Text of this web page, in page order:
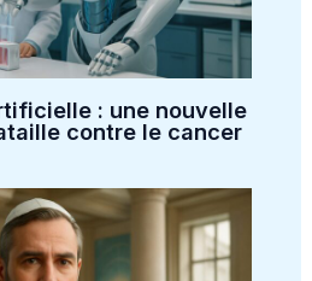
: une nouvelle
contre le cancer